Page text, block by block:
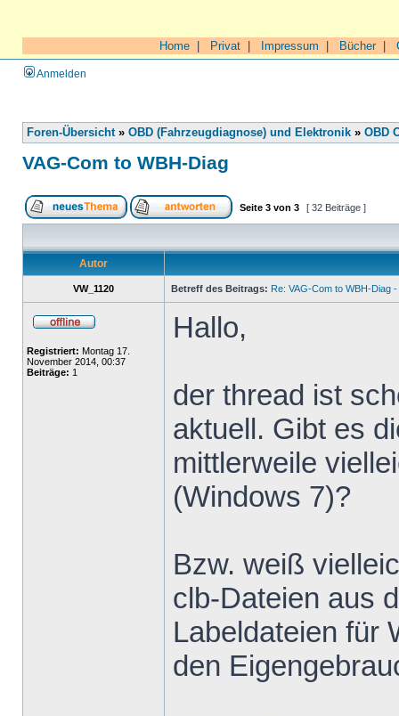
Home Privat Impressum Bücher|
Anmelden
Foren-Übersicht» OBD (Fahrzeugdiagnose) und Elektronik » OBD
VAG-Com to WBH-Diag
Seite 3 von 3 [ 32 Beiträge ]
Autor
VW_1120 Betreff des Beitrags: Re: VAG-Com to WBH-Diag
Registriert: Montag 17.
November 2014, 00:37
Beiträge: 1
Hallo,
der thread ist
aktuell. Gibt es
mittlerweile
(Windows 7)?
Bzw. weiß
clb-Dateien aus
Labeldateien für
den